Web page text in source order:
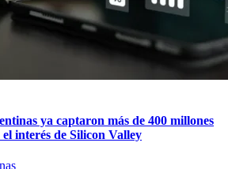
ya captaron más de 400 millones
interés de Silicon Valley